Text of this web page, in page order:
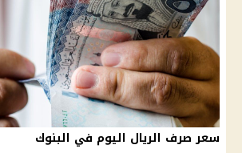
سعر صرف الريال اليوم في البنوك